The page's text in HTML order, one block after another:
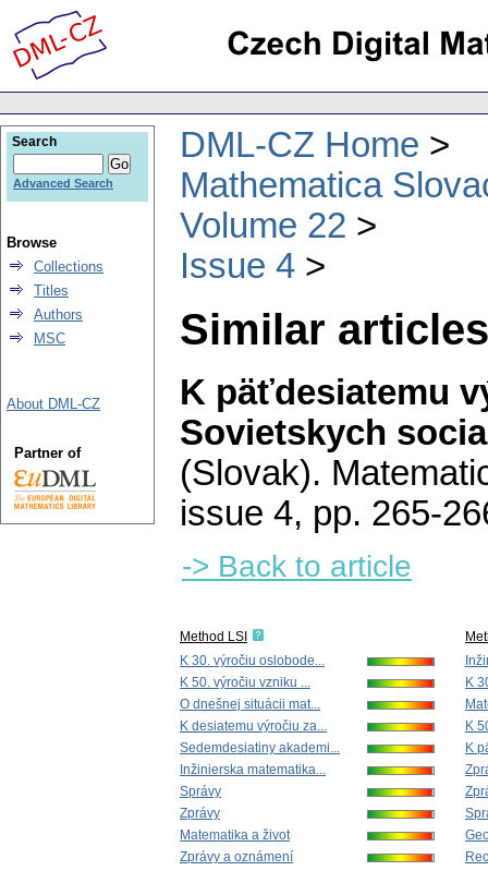
DML-CZ Home
Mathematica
Volume 22
Issue 4
Similar
K päťdesiatemu
Sovietskych
(Slovak).
issue 4, pp. 265-
-> Back to article
Method LSI
K 30. výročiu oslobode...
K 50. výročiu vzniku ...
O dnešnej situácii mat...
K desiatemu výročiu za...
Sedemdesiatiny akademi...
Inžinierska matematika...
Správy
Zprávy
Matematika a život
Zprávy a oznámení
K
K
K
Search
Advanced Search
Browse
Collections
Titles
Authors
MSC
About DML-CZ
Partner of